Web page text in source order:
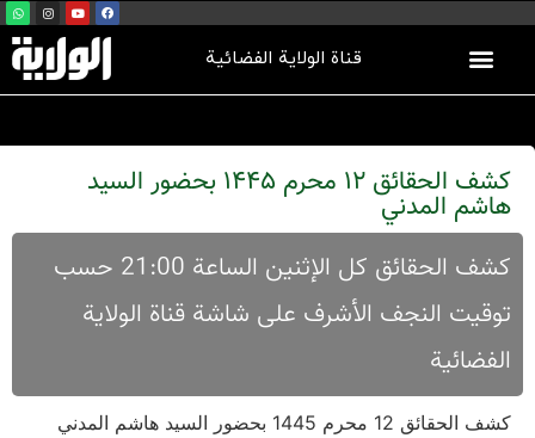
قناة الولاية الفضائية
كشف الحقائق 12 محرم 1445 بحضور السيد
هاشم المدني
کشف الحقائق کل الإثنین الساعة 21:00 حسب
توقیت النجف الأشرف علی شاشة قناة الولایة
الفضائیة
كشف الحقائق 12 محرم 1445 بحضور السيد هاشم المدني